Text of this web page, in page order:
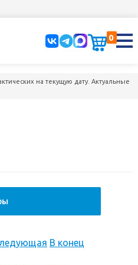
0
на текущую дату. Актуальные
В конец